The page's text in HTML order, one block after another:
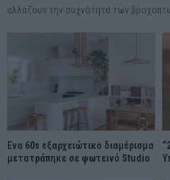
αλλάζουν την συχνότητα των
Ένα 60s εξαρχειώτικο διαμέρισμα
μετατράπηκε σε φωτεινό Studio